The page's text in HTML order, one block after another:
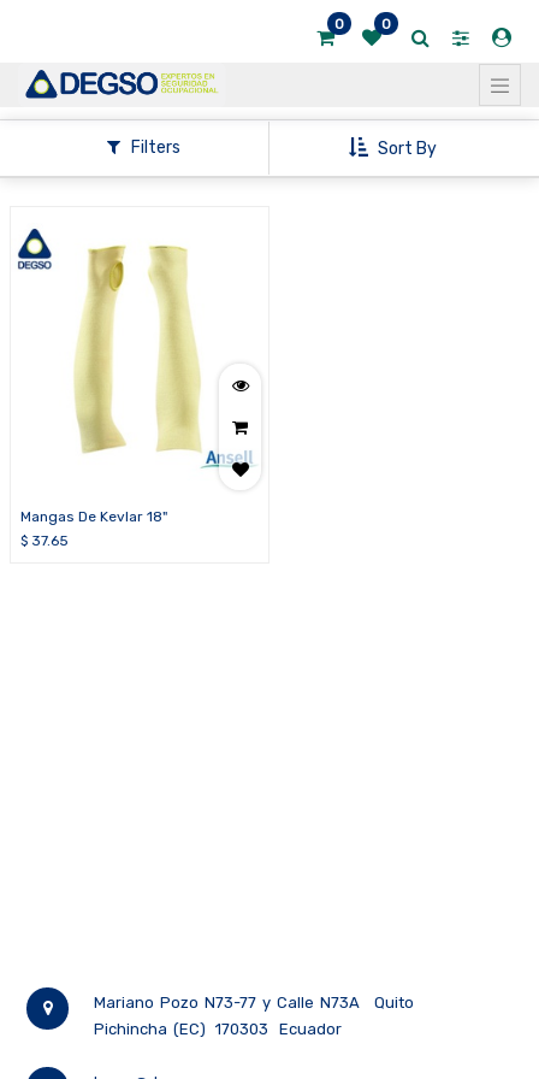
0 0
Filters Sort By
Mangas De Kevlar 18"
$ 37.65
Mariano Pozo N73-77 y Calle N73A
Quito
Pichincha (EC)
170303 Ecuador